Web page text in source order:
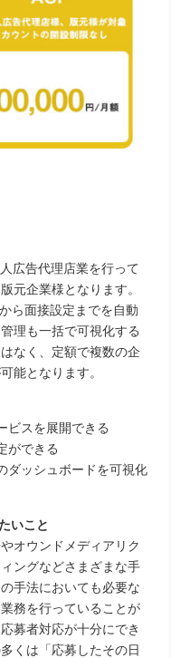
広告代理店業を行って
元企業様となります。
ら面接設定までを自動
理も一括で可視化する
なく、定額で複数の企
能となります。
ビスを展開できる
ができる
ダッシュボードを可視化
いこと
オウンドメディアリク
ングなどさまざまな手
手法においても必要な
務を行っていることが
募者対応が十分にでき
くは「応募したその日